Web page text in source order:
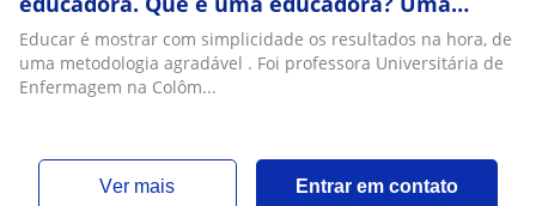
educadora e aquela que gosta de tirar o
melhor do interior das pessoas, com
brincadeira e disciplina agradável, assim se
Educar é mostrar com simplicidade os resultados na hora, de
uma metodologia agradável . Foi professora Universitária de
Enfermagem na Colôm...
ver mais Entrar em contato